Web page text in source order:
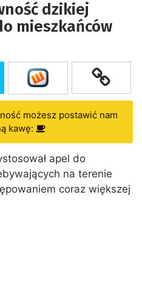
dzikiej
mieszkańców
możesz postawić nam
kawę:
apel do
na terenie
coraz większej